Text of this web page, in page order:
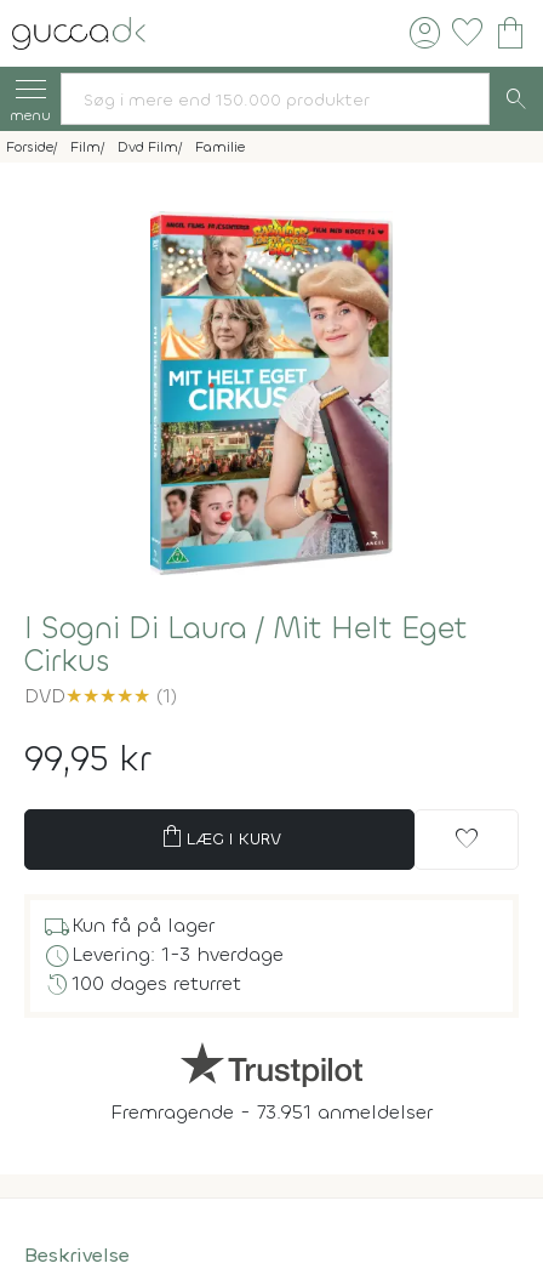
account_circle favorite shopping_bag
menu search
Forside Film Dvd Film Familie
I Sogni Di Laura / Mit Helt Eget
Cirkus
DVD★★★★★ (1)
99,95 kr
shopping_bag LÆG I KURV favorite
local_shippingKun få på lager
scheduleLevering: 1-3 hverdage
history100 dages returret
Fremragende - 73.951 anmeldelser
Beskrivelse